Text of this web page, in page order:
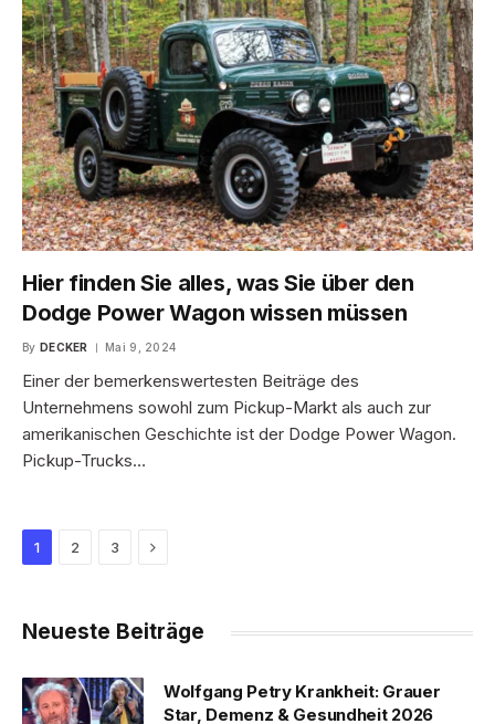
Hier finden Sie alles, was Sie über den
Dodge Power Wagon wissen müssen
By DECKER Mai 9, 2024
Einer der bemerkenswertesten Beiträge des
Unternehmens sowohl zum Pickup-Markt als auch zur
amerikanischen Geschichte ist der Dodge Power Wagon.
Pickup-Trucks…
1 2 3 Next
Neueste Beiträge
Wolfgang Petry Krankheit: Grauer
Star, Demenz & Gesundheit 2026